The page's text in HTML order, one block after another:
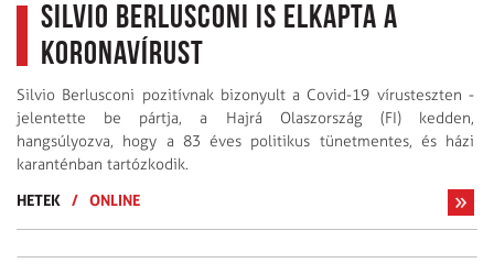
Silvio Berlusconi is elkapta a
koronavírust
Silvio Berlusconi pozitívnak bizonyult a Covid-19 vírusteszten -
jelentette be pártja, a Hajrá Olaszország (FI) kedden,
hangsúlyozva, hogy a 83 éves politikus tünetmentes, és házi
karanténban tartózkodik.
HETEK
/ ONLINE